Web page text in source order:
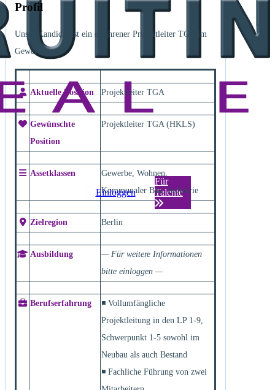
Einloggen
Für
Talente
Profil
Unser Kandidat ist ein erfahrener Projektleiter TGA im
Gewerbebau.
Aktuelle Position Projektleiter TGA
Gewünschte
Position
Projektleiter TGA (HKLS)
Assetklassen
Gewerbe, Wohnen,
Kommunaler Bau, Industrie
Zielregion Berlin
Ausbildung
— Für weitere Informationen
bitte einloggen —
Berufserfahrung
◾ Vollumfängliche
Projektleitung in den LP 1-9,
Schwerpunkt 1-5 sowohl im
Neubau als auch Bestand
◾ Fachliche Führung von zwei